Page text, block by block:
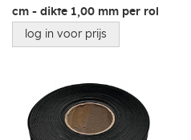
cm - dikte 1,00 mm per rol
log in voor prijs